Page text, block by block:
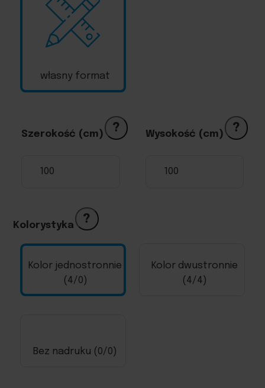
własny format
Szerokość (cm) ? Wysokość (cm) ?
Kolorystyka ?
Kolor jednostronnie
(4/0)
Kolor dwustronnie
(4/4)
Bez nadruku (0/0)